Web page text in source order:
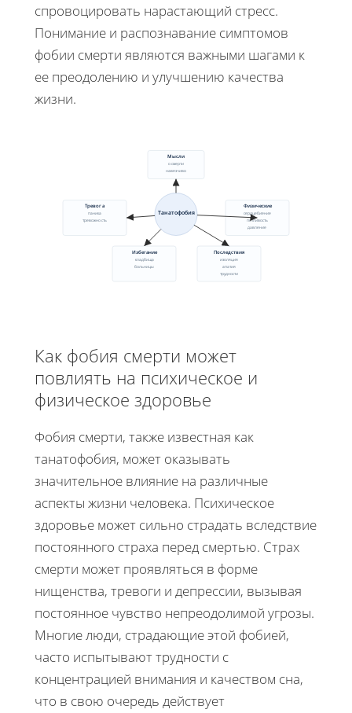
спровоцировать нарастающий стресс.
Понимание и распознавание симптомов
фобии смерти являются важными шагами к
ее преодолению и улучшению качества
жизни.
Мысли
о смерти
навязчиво
Танатофобия
Тревога
паника
тревожность
Физические
сердцебиение
потливость
давление
Избегание
кладбища
больницы
Последствия
изоляция
апатия
трудности
Как фобия смерти может
повлиять на психическое и
физическое здоровье
Фобия смерти, также известная как
танатофобия, может оказывать
значительное влияние на различные
аспекты жизни человека. Психическое
здоровье может сильно страдать вследствие
постоянного страха перед смертью. Страх
смерти может проявляться в форме
нищенства, тревоги и депрессии, вызывая
постоянное чувство непреодолимой угрозы.
Многие люди, страдающие этой фобией,
часто испытывают трудности с
концентрацией внимания и качеством сна,
что в свою очередь действует